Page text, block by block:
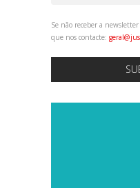
Se não receber a
que nos contacte: